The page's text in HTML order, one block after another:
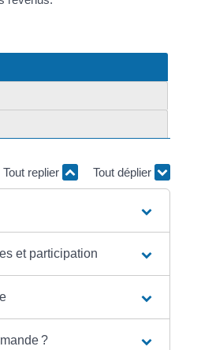
Tout replier Tout déplier
et participation
?